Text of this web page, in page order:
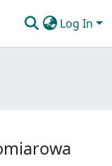
Log In